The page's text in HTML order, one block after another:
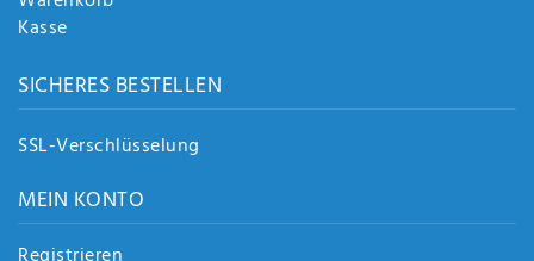
Kasse
SICHERES BESTELLEN
SSL-Verschlüsselung
MEIN KONTO